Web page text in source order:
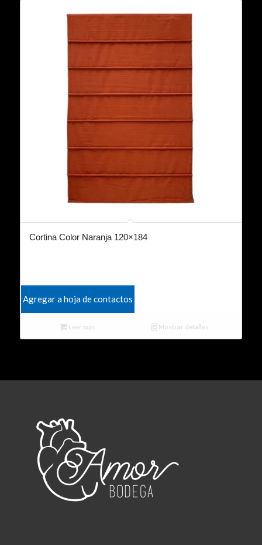
Cortina Color Naranja 120×184
Agregar a hoja de contactos
Leer más Mostrar detalles